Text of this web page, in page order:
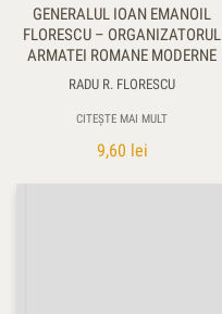
GENERALUL IOAN EMANOIL
FLORESCU – ORGANIZATORUL
ARMATEI ROMANE MODERNE
RADU R. FLORESCU
CITEȘTE MAI MULT
9,60 lei